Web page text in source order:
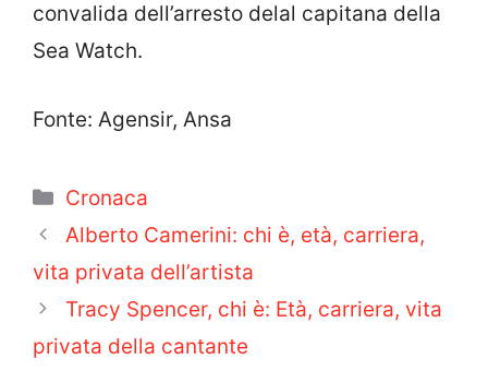
convalida dell’arresto delal capitana della
Sea Watch.
Fonte: Agensir, Ansa
Categorie
Cronaca
Alberto Camerini: chi è, età, carriera,
vita privata dell’artista
Tracy Spencer, chi è: Età, carriera, vita
privata della cantante